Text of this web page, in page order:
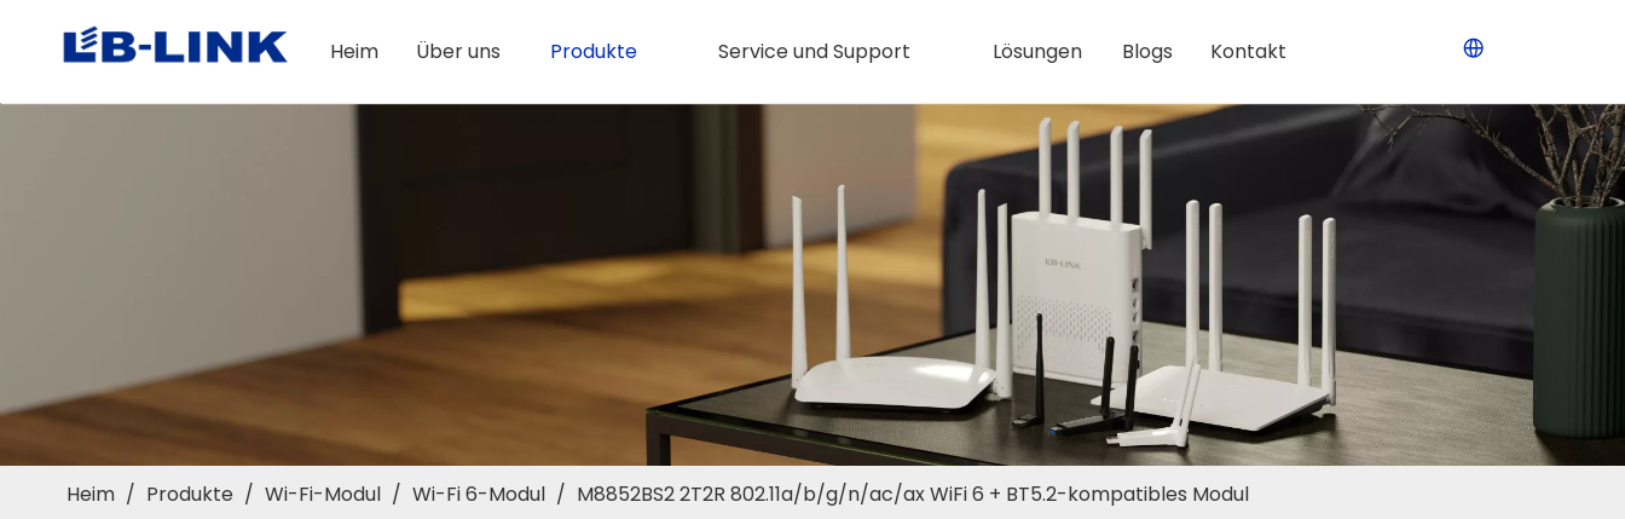
Heim Über uns Produkte Service und Support Lösungen Blogs Kontakt
Heim / Produkte / Wi-Fi-Modul / Wi-Fi 6-Modul / M8852BS2 2T2R 802.11a/b/g/n/ac/ax WiFi 6 + BT5.2-kompatibles Modul